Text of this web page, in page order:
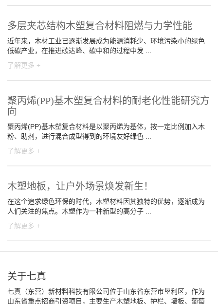
多层夹芯结构木塑复合材料阻燃与力学性能
近年来，木材工业已逐渐发展成为能源消耗少、环境污染小的绿色
低碳产业，在推进碳达峰、碳中和的过程中发 ...
了解更多 +
聚丙烯(PP)基木塑复合材料的耐老化性能研究方
向
聚丙烯(PP)基木塑复合材料是以聚丙烯为基体，按一定比例加入木
粉、助剂，进行混合成型得到的环境友好绿色 ...
了解更多 +
木塑地板，让户外场景焕发新生！
在这个追求绿色环保的时代，木塑材料因其独特的优势，逐渐成为
人们关注的焦点。木塑作为一种新型的高分子 ...
了解更多 +
关于七真
七真（东营）新材料科技有限公司位于山东省东营市垦利区，作为
山东省重点招商引资项目，主要生产木塑地板、护栏、墙板、葡萄